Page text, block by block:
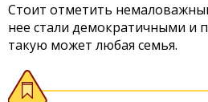
Стоит отметить
нее стали демократичными и
такую может любая семья.